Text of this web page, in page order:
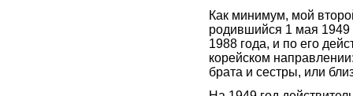
Как минимум, мой
родившийся 1 мая
1988 года, и по его
корейском
брата и сестры, или